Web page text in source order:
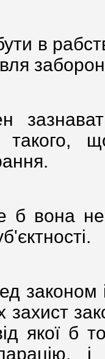
в
б вона
захист
якої б